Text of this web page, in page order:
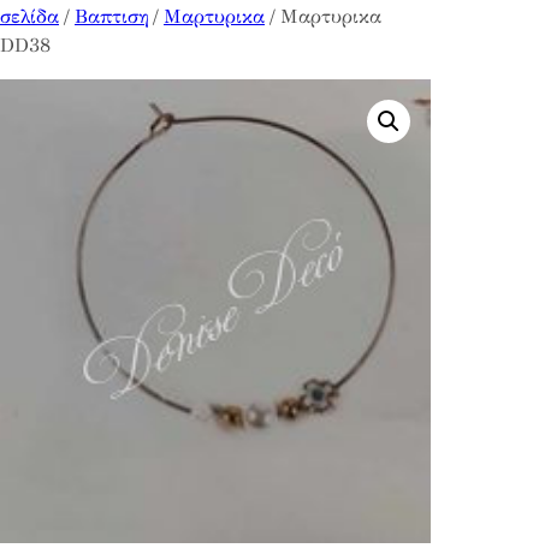
σελίδα / Βαπτιση / Μαρτυρικα / Μαρτυρικα
DD38